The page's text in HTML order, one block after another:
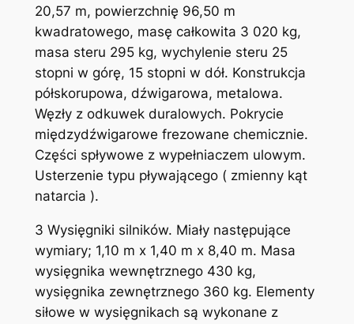
20,57 m, powierzchnię 96,50 m
kwadratowego, masę całkowita 3 020 kg,
masa steru 295 kg, wychylenie steru 25
stopni w górę, 15 stopni w dół. Konstrukcja
półskorupowa, dźwigarowa, metalowa.
Węzły z odkuwek duralowych. Pokrycie
międzydźwigarowe frezowane chemicznie.
Części spływowe z wypełniaczem ulowym.
Usterzenie typu pływającego ( zmienny kąt
natarcia ).
3 Wysięgniki silników. Miały następujące
wymiary; 1,10 m x 1,40 m x 8,40 m. Masa
wysięgnika wewnętrznego 430 kg,
wysięgnika zewnętrznego 360 kg. Elementy
siłowe w wysięgnikach są wykonane z